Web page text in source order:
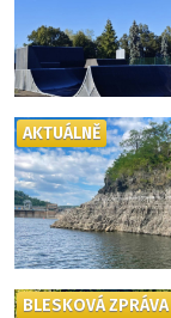
AKTUÁLNĚ
BLESKOVÁ ZPRÁVA